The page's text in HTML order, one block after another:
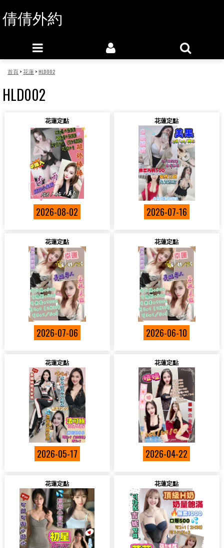
倩倩外約
首頁>花蓮>HLD002
HLD002
花蓮定點
2026-08-02
花蓮定點
2026-07-16
花蓮定點
2026-07-06
花蓮定點
2026-06-10
花蓮定點
2026-05-17
花蓮定點
2026-04-22
花蓮定點 花蓮定點